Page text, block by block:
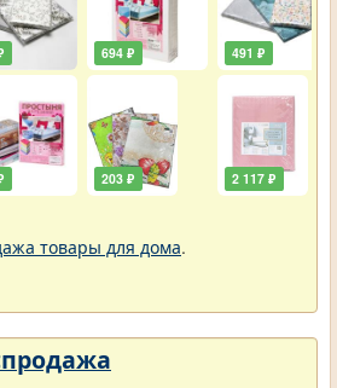
694 ₽
203 ₽
491 ₽
2 117 ₽
товары для дома.